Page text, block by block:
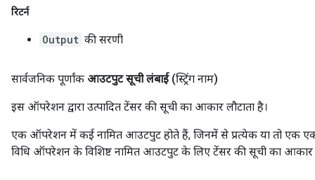
रिटर्न
Output की सरणी
सार्वजनिक पूर्णांक आउटपुट सूची लंबाई (स्ट्रिंग नाम)
इस ऑपरेशन द्वारा उत्पादित टेंसर की सूची का आकार लौटाता है।
एक ऑपरेशन में कई नामित आउटपुट होते हैं, जिनमें से प्रत्येक या तो एक
विधि ऑपरेशन के विशिष्ट नामित आउटपुट के लिए टेंसर की सूची का आकार